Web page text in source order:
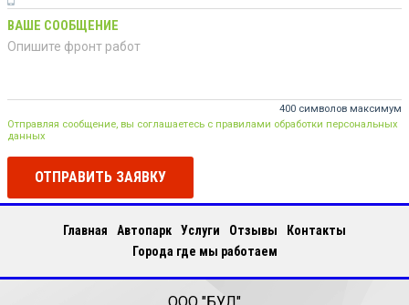
ВАШЕ СООБЩЕНИЕ
400 символов максимум
Отправляя сообщение, вы соглашаетесь с правилами обработки персональных
данных
ОТПРАВИТЬ ЗАЯВКУ
Главная Автопарк Услуги Отзывы
Контакты
Города где мы работаем